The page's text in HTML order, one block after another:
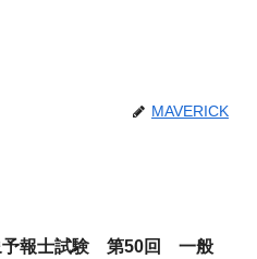
MAVERICK
予報士試験 第50回 一般